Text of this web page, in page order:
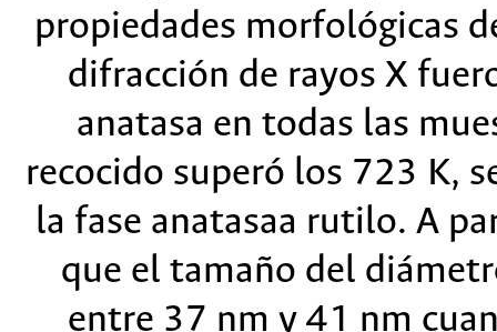
propiedades morfológicas
difracción de rayos X
anatasa en todas las
recocido superó los 723 K,
la fase anatasaa rutilo. A
que el tamaño del
entre 37 nm y 41 nm